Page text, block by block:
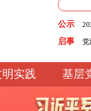
公示
关
关
启事
《
党
明实践 基层
工作动态